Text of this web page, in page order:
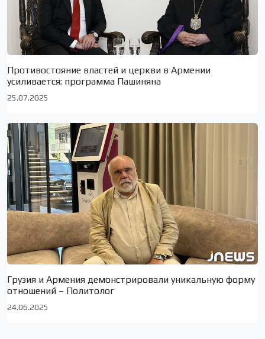
Противостояние властей и церкви в Армении
усиливается: программа Пашиняна
25.07.2025
Грузия и Армения демонстрировали уникальную форму
отношений – Политолог
24.06.2025